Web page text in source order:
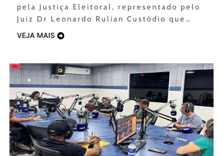
pela Justiça Eleitoral, representado pelo
Juiz Dr Leonardo Rulian Custódio que…
VEJA MAIS